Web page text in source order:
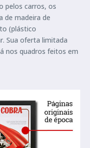
pelos carros, os
de madeira de
(plástico
Sua oferta limitada
nos quadros feitos em